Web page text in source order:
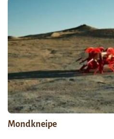
Mondkneipe